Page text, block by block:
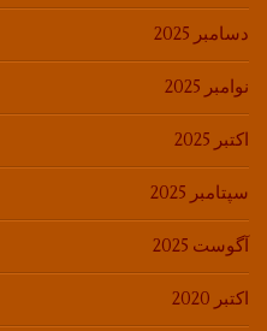
دسامبر 2025
نوامبر 2025
اکتبر 2025
سپتامبر 2025
آگوست 2025
اکتبر 2020